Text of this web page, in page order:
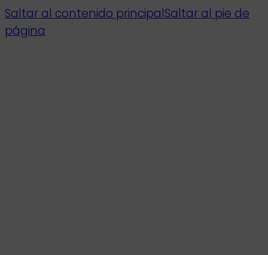
Saltar al contenido principalSaltar al pie de
página